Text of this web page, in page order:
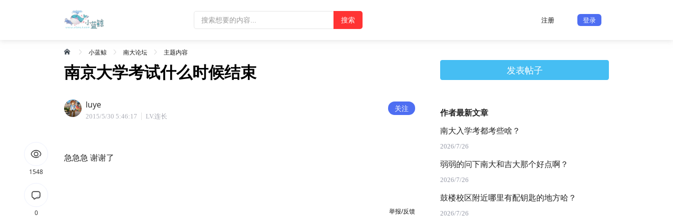
注册 登录
小蓝鲸 南大论坛 主题内容
南京大学考试什么时候结束
luye
2015/5/30 5:46:17 LV.连长
关注
急急急 谢谢了
举报/反馈
发表帖子
作者最新文章
南大入学考都考些啥？
2026/7/26
弱弱的问下南大和吉大那个好点啊？
2026/7/26
鼓楼校区附近哪里有配钥匙的地方哈？
2026/7/26
1548
0